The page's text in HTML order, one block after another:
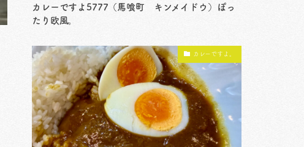
カレーですよ5777（馬喰町 キンメイドウ）ぽっ
たり欧風。
カレーですよ。